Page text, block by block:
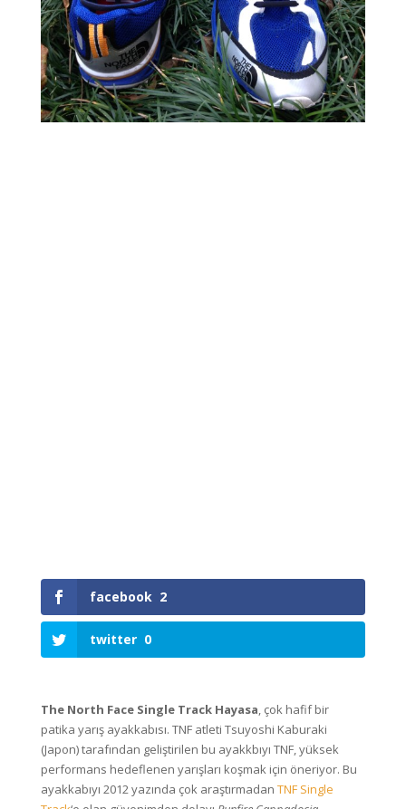
facebook 2
twitter 0
The North Face Single Track Hayasa, çok hafif bir
patika yarış ayakkabısı. TNF atleti Tsuyoshi Kaburaki
(Japon) tarafından geliştirilen bu ayakkbıyı TNF, yüksek
performans hedeflenen yarışları koşmak için öneriyor. Bu
ayakkabıyı 2012 yazında çok araştırmadan TNF Single